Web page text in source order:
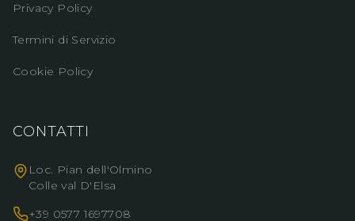
Privacy Policy
Termini di Servizio
Cookie Policy
CONTATTI
Loc. Pian dell'Olmino
Colle val D'Elsa
+39 0577 1697708